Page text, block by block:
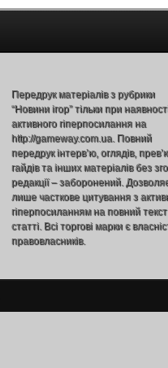
Передрук матеріалів з рубрики
“Новини ігор” тільки при
активного гіперпосилання на
http://gameway.com.ua. Повний
передрук інтерв’ю, оглядів,
гайдів та інших матеріалів без
редакції – заборонений.
лише часткове цитування з
гіперпосиланням на повний текст
статті. Всі торгові марки є
правовласників.